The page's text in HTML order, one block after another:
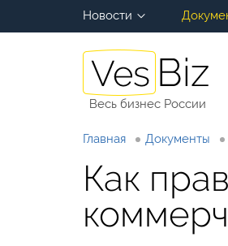
Новости
Весь бизнес России
Главная Документы
Как